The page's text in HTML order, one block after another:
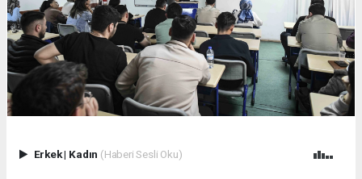
Erkek| Kadın (Haberi Sesli Oku)